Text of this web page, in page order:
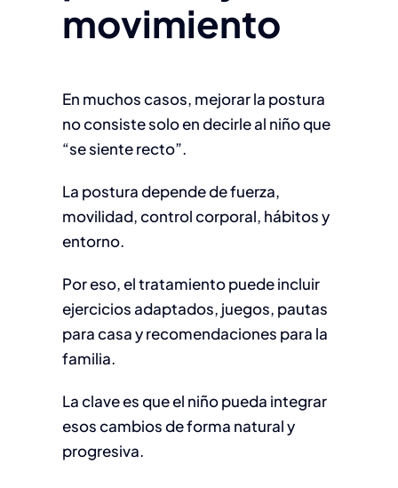
movimiento
En muchos casos, mejorar la postura
no consiste solo en decirle al niño que
“se siente recto”.
La postura depende de fuerza,
movilidad, control corporal, hábitos y
entorno.
Por eso, el tratamiento puede incluir
ejercicios adaptados, juegos, pautas
para casa y recomendaciones para la
familia.
La clave es que el niño pueda integrar
esos cambios de forma natural y
progresiva.